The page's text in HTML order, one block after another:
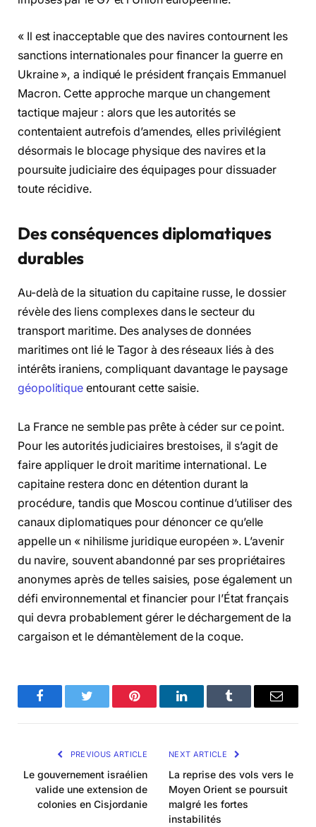
« Il est inacceptable que des navires contournent les
sanctions internationales pour financer la guerre en
Ukraine », a indiqué le président français Emmanuel
Macron. Cette approche marque un changement
tactique majeur : alors que les autorités se
contentaient autrefois d’amendes, elles privilégient
désormais le blocage physique des navires et la
poursuite judiciaire des équipages pour dissuader
toute récidive.
Des conséquences diplomatiques
durables
Au-delà de la situation du capitaine russe, le dossier
révèle des liens complexes dans le secteur du
transport maritime. Des analyses de données
maritimes ont lié le Tagor à des réseaux liés à des
intérêts iraniens, compliquant davantage le paysage
géopolitique entourant cette saisie.
La France ne semble pas prête à céder sur ce point.
Pour les autorités judiciaires brestoises, il s’agit de
faire appliquer le droit maritime international. Le
capitaine restera donc en détention durant la
procédure, tandis que Moscou continue d’utiliser des
canaux diplomatiques pour dénoncer ce qu’elle
appelle un « nihilisme juridique européen ». L’avenir
du navire, souvent abandonné par ses propriétaires
anonymes après de telles saisies, pose également un
défi environnemental et financier pour l’État français
qui devra probablement gérer le déchargement de la
cargaison et le démantèlement de la coque.
FacebookTwitter Pinterest LinkedInTumblr Email
PREVIOUS ARTICLE
Le gouvernement israélien
valide une extension de
colonies en Cisjordanie
NEXT ARTICLE
La reprise des vols vers le
Moyen Orient se poursuit
malgré les fortes
instabilités